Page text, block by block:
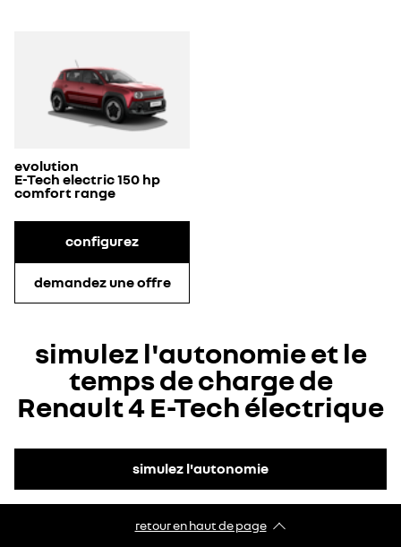
evolution
E-Tech electric 150 hp
comfort range
configurez
demandez une offre
simulez l'autonomie et le
temps de charge de
Renault 4 E-Tech électrique
simulez l'autonomie
retour en haut de page​